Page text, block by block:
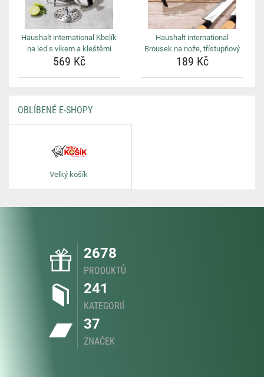
Haushalt international Kbelík
na led s víkem a kleštěmi
569 Kč
Haushalt international
Brousek na nože, třístupňový
189 Kč
OBLÍBENÉ E-SHOPY
Velký košík
2678
PRODUKTŮ
241
KATEGORIÍ
37
ZNAČEK